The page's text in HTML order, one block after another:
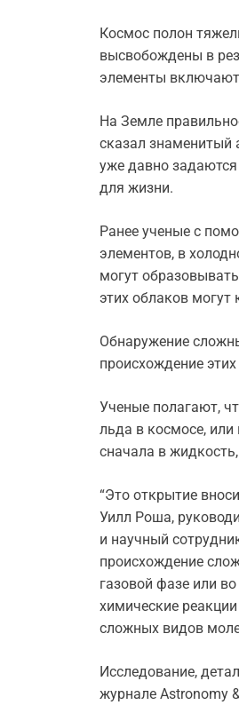
Космос полон
высвобождены в
элементы
На Земле
сказал знаменитый
уже давно
для жизни.
Ранее ученые с
элементов, в
могут
этих облаков могут
Обнаружение
происхождение
Ученые полагают,
льда в космосе, или
сначала в
“Это открытие
Уилл Роша,
и научный
происхождение
газовой фазе или
химические
сложных видов
Исследование,
журнале Astronomy